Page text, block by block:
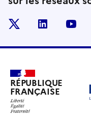
linkedin
RÉPUBLIQUE
FRANÇAISE